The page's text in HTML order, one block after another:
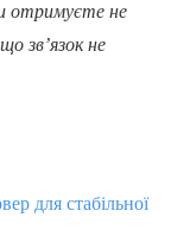
отримуєте не
зв’язок не
для стабільної